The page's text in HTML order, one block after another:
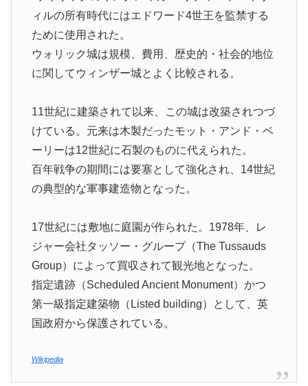
ィルの所有時代にはエドワード4世王を監禁する
ために使用された。
ウォリック城は規模、費用、歴史的・社会的地位
に関してウィンザー城とよく比較される。
11世紀に建築されて以来、この城は改築されつづ
けている。元来は木製だったモット・アンド・ベ
ーリーは12世紀に石製のものに代えられた。
百年戦争の期間には要塞として強化され、14世紀
の典型的な軍事建造物となった。
17世紀には敷地に庭園が作られた。1978年、レ
ジャー会社タッソー・グループ（The Tussauds
Group）によって買収されて観光地となった。
指定遺跡（Scheduled Ancient Monument）かつ
第一級指定建築物（Listed building）として、英
国政府から保護されている。
Wikipedia